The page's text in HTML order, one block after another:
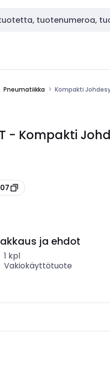
Pneumatiikka Kompakti
- Kompakti
ja ehdot
1 kpl
Vakiokäyttötuote